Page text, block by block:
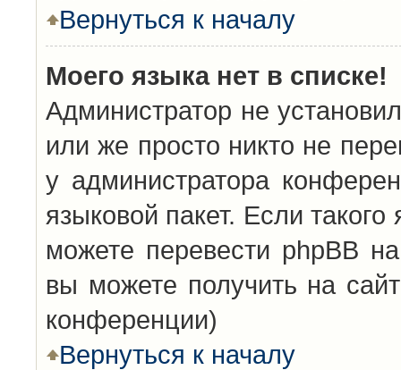
Вернуться к началу
Моего языка нет в списке!
Администратор не
или же просто никто не
у администратора
языковой пакет. Если
можете перевести phpBB
вы можете получить на
конференции)
Вернуться к началу